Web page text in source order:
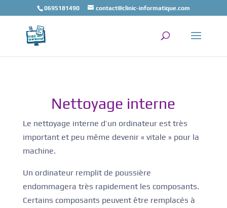
0695181490 contact@clinic-informatique.com
Nettoyage interne
Le nettoyage interne d’un ordinateur est très
important et peu même devenir « vitale » pour la
machine.
Un ordinateur remplit de poussière
endommagera très rapidement les composants.
Certains composants peuvent être remplacés à